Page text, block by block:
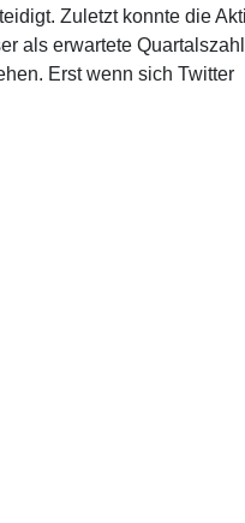
Zuletzt konnte die
als erwartete
Erst wenn sich Twitter